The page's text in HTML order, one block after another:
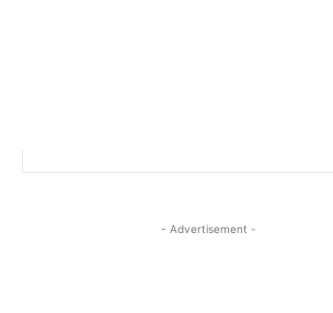
- Advertisement -